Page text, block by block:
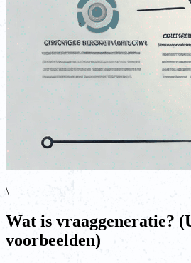
\
Wat is vraaggeneratie?
voorbeelden)